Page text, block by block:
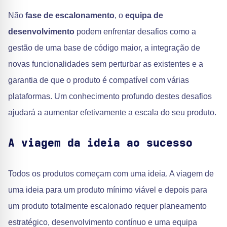
Não fase de escalonamento, o equipa de
desenvolvimento podem enfrentar desafios como a
gestão de uma base de código maior, a integração de
novas funcionalidades sem perturbar as existentes e a
garantia de que o produto é compatível com várias
plataformas. Um conhecimento profundo destes desafios
ajudará a aumentar efetivamente a escala do seu produto.
A viagem da ideia ao sucesso
Todos os produtos começam com uma ideia. A viagem de
uma ideia para um produto mínimo viável e depois para
um produto totalmente escalonado requer planeamento
estratégico, desenvolvimento contínuo e uma equipa